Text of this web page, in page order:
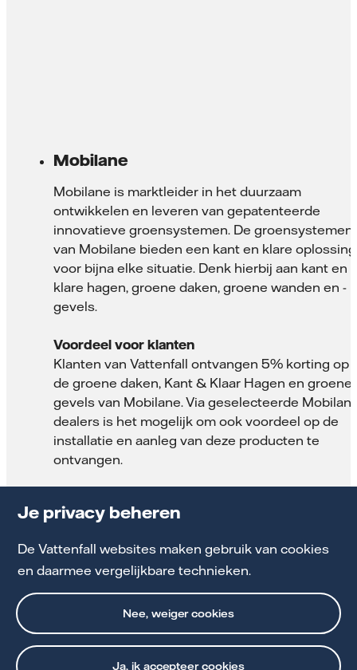
Je privacy beheren
De Vattenfall websites maken gebruik van cookies
en daarmee vergelijkbare technieken.
Ja, ik accepteer cookies
Nee, weiger cookies
Mobilane
Mobilane is marktleider in het duurzaam
ontwikkelen en leveren van gepatenteerde
innovatieve groensystemen. De groensystemen
van Mobilane bieden een kant en klare oplossing
voor bijna elke situatie. Denk hierbij aan kant en
klare hagen, groene daken, groene wanden en -
gevels.
Voordeel voor klanten
Klanten van Vattenfall ontvangen 5% korting op
de groene daken, Kant & Klaar Hagen en groene
gevels van Mobilane. Via geselecteerde
dealers is het mogelijk om ook voordeel op de
installatie en aanleg van deze producten te
ontvangen.
Lees meer over Mobilane